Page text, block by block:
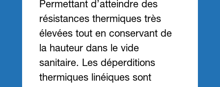
Permettant d’atteindre des
résistances thermiques très
élevées tout en conservant de
la hauteur dans le vide
sanitaire. Les déperditions
thermiques linéiques sont